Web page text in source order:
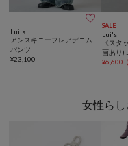

Lui's
アンスキニーフレアデニム
パンツ
¥23,100
SALE
Lui's
《スタ
画あり)
ンズ /
¥6,600
女性ら